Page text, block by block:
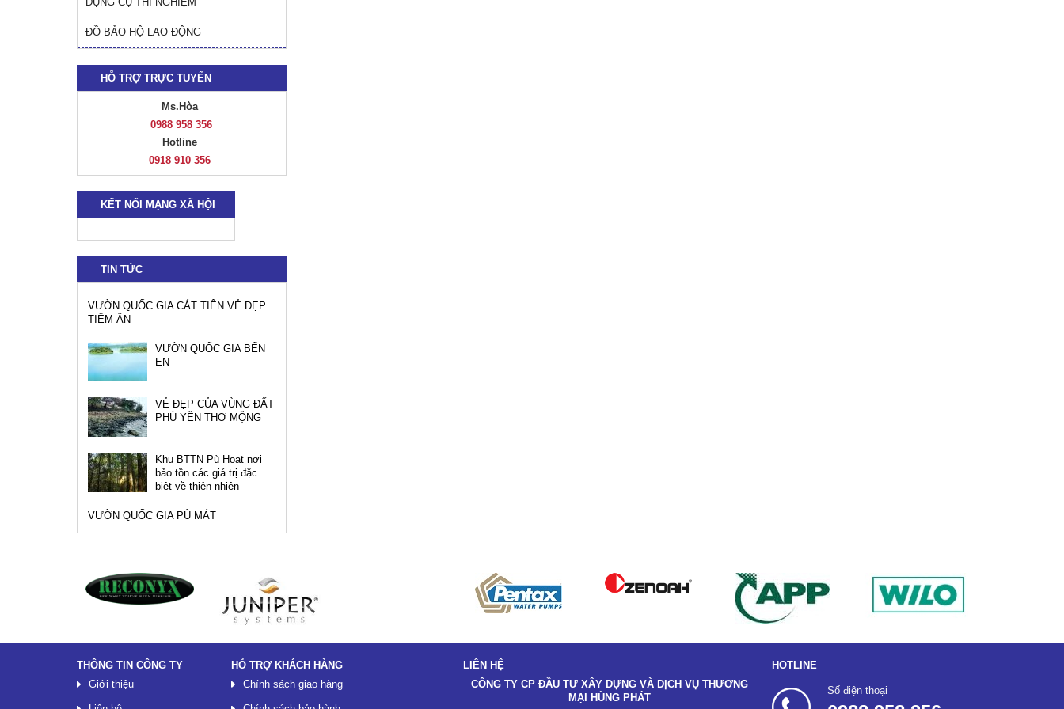
ĐỒ BẢO HỘ LAO ĐỘNG
HỖ TRỢ TRỰC TUYẾN
Ms.Hòa
0988 958 356
Hotline
0918 910 356
KẾT NỐI MẠNG XÃ HỘI
TIN TỨC
VƯỜN QUỐC GIA CÁT TIÊN VẺ ĐẸP
TIỀM ẨN
VƯỜN QUỐC GIA BẾN
EN
VẺ ĐẸP CỦA VÙNG ĐẤT
PHÚ YÊN THƠ MỘNG
Khu BTTN Pù Hoạt nơi
bảo tồn các giá trị đặc
biệt về thiên nhiên
VƯỜN QUỐC GIA PÙ MÁT
THÔNG TIN CÔNG TY
Giới thiệu
HỖ TRỢ KHÁCH HÀNG
Chính sách giao hàng
LIÊN HỆ
CÔNG TY CP ĐẦU TƯ XÂY DỰNG VÀ DỊCH VỤ THƯƠNG
MẠI HÙNG PHÁT
HOTLINE
Số điện thoại